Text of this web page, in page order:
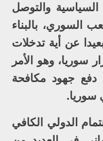
السياسية والتوصل
بالبناء
الأممي رقم 2254 وبعيدا عن أية تدخلات
سوريا، وهو الأمر
دفع جهود مكافحة
سوريا.
الدولي الكافي